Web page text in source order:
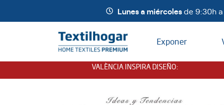
Lunes a miércolesde 9:30h a
Exponer
VALÈNCIA INSPIRA DISEÑO: